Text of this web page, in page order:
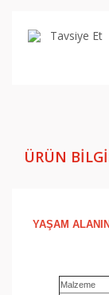
Tavsiye Et
ÜRÜN
YAŞAM
Malzeme